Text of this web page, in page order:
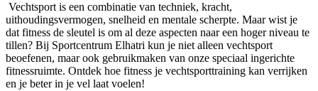
Vechtsport is een combinatie van techniek, kracht,
uithoudingsvermogen, snelheid en mentale scherpte. Maar wist je
dat fitness de sleutel is om al deze aspecten naar een hoger niveau te
tillen? Bij Sportcentrum Elhatri kun je niet alleen vechtsport
beoefenen, maar ook gebruikmaken van onze speciaal ingerichte
fitnessruimte. Ontdek hoe fitness je vechtsporttraining kan verrijken
en je beter in je vel laat voelen!